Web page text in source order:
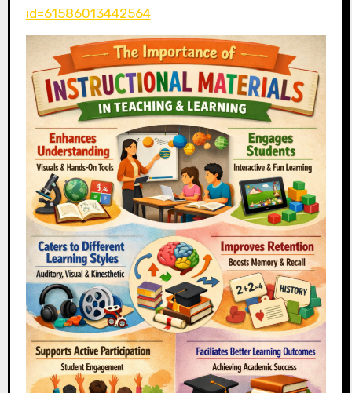
id=61586013442564